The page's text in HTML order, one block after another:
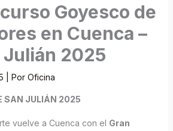
Goyesco de
en Cuenca –
Julián 2025
| Por Oficina
SAN JULIÁN 2025
vuelve a Cuenca con el Gran